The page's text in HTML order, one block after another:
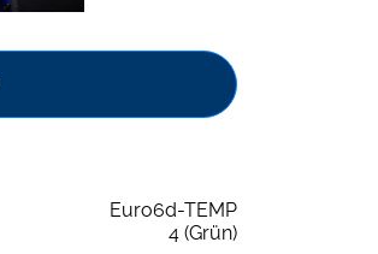
Euro6d-TEMP
4 (Grün)